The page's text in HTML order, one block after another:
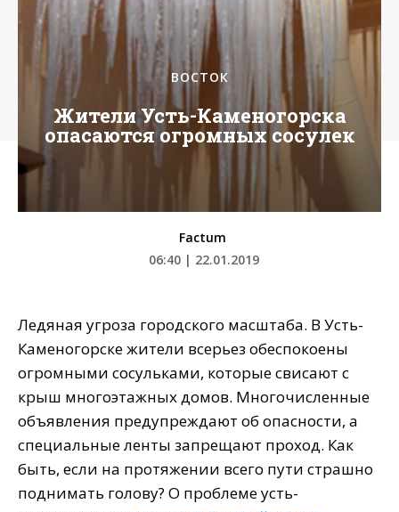
ВОСТОК
Жители Усть-Каменогорска
опасаются огромных сосулек
Factum
06:40 | 22.01.2019
Ледяная угроза городского масштаба. В Усть-
Каменогорске жители всерьез обеспокоены
огромными сосульками, которые свисают с
крыш многоэтажных домов. Многочисленные
объявления предупреждают об опасности, а
специальные ленты запрещают проход. Как
быть, если на протяжении всего пути страшно
поднимать голову? О проблеме усть-